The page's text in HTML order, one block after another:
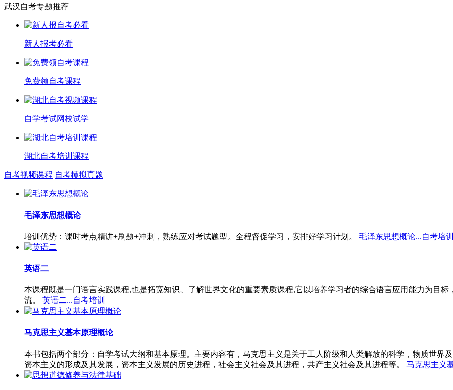
武汉自考专题推荐
新人报考必看
免费领自考课程
自学考试网校试学
湖北自考培训课程
自考视频课程 自考模拟真题
毛泽东思想概论
培训优势：课时考点精讲+刷题+冲刺，熟练应对考试题型。全程督促学习，安排好学习计划。 毛泽东思想概论...自考培训
英语二
本课程既是一门语言实践课程,也是拓宽知识、了解世界文化的重要素质课程,它以培养学习者的综合语言应用能力为目
流。
英语二...自考培训
马克思主义基本原理概论
本书包括两个部分：自学考试大纲和基本原理。主要内容有，马克思主义是关于工人阶级和人类解放的科学，物质世界
资本主义的形成及其发展，资本主义发展的历史进程，社会主义社会及其进程，共产主义社会及其进程等。
马克思主义